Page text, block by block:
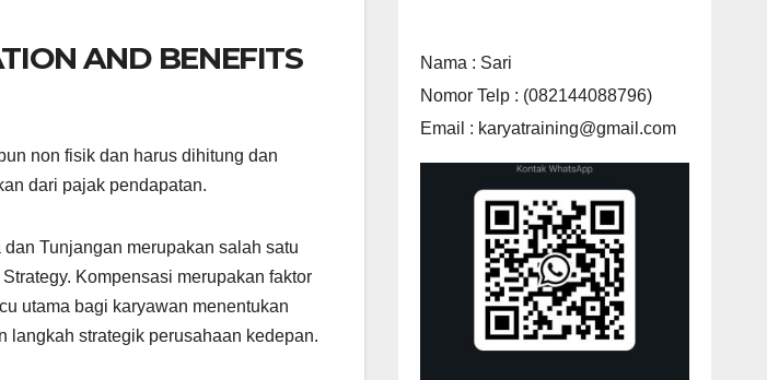
AND BENEFITS
non fisik dan harus dihitung dan
dari pajak pendapatan.
Tunjangan merupakan salah satu
Kompensasi merupakan faktor
utama bagi karyawan menentukan
langkah strategik perusahaan kedepan.
Nama : Sari
Nomor Telp : (082144088796)
Email : karyatraining@gmail.com